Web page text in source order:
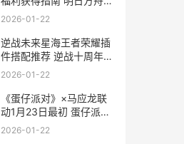
末地测试资格
2026-01-22
逆战未来星海王者荣耀插
件搭配推荐 逆战十周年星
海之匙怎么使用
2026-01-22
《蛋仔派对》×马应龙联
动1月23日最初 蛋仔派对
百度百科
2026-01-22